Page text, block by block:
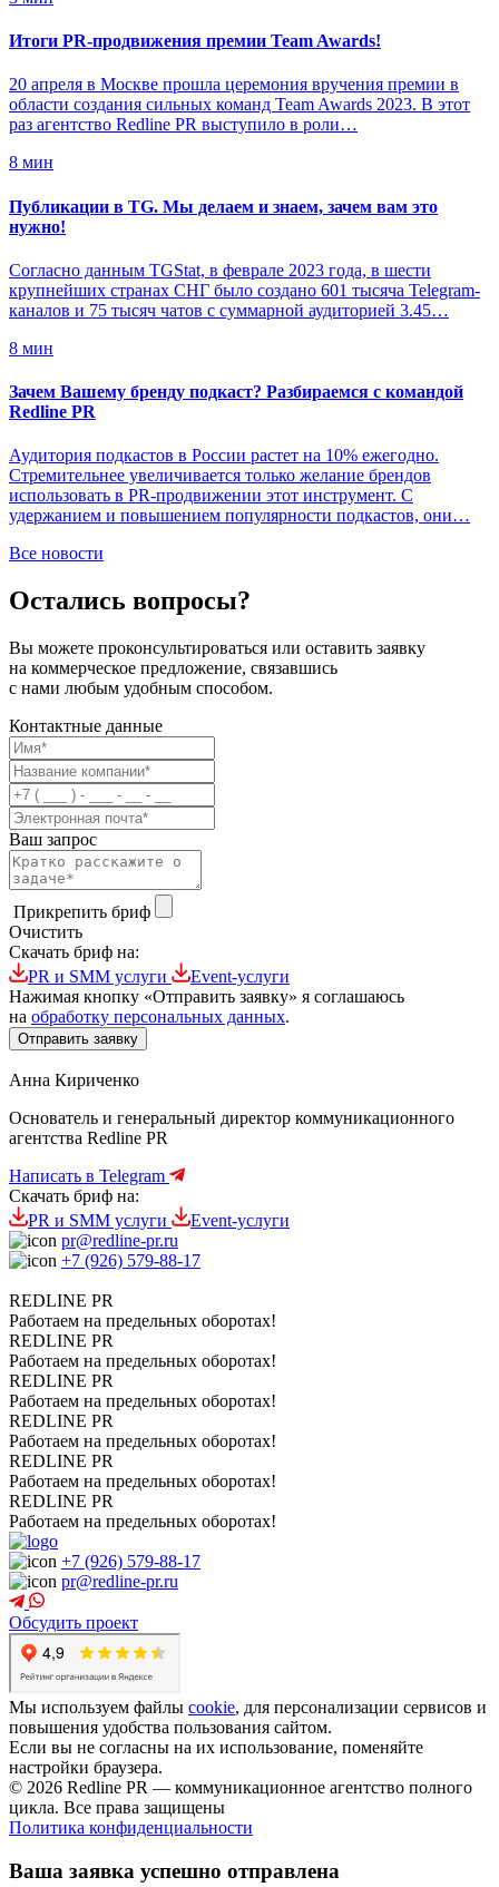
Итоги PR-продвижения премии Team Awards!
20 апреля в Москве прошла церемония вручения премии в
области создания сильных команд Team Awards 2023. В этот
раз агентство Redline PR выступило в роли…
8 мин
Публикации в TG. Мы делаем и знаем, зачем вам это
нужно!
Согласно данным TGStat, в феврале 2023 года, в шести
крупнейших странах СНГ было создано 601 тысяча Telegram-
каналов и 75 тысяч чатов с суммарной аудиторией 3.45…
8 мин
Зачем Вашему бренду подкаст? Разбираемся с командой
Redline PR
Аудитория подкастов в России растет на 10% ежегодно.
Стремительнее увеличивается только желание брендов
использовать в PR-продвижении этот инструмент. С
удержанием и повышением популярности подкастов, они…
Все новости
Остались вопросы?
Вы можете проконсультироваться или оставить заявку
на коммерческое предложение, связавшись
с нами любым удобным способом.
Контактные данные
Ваш запрос
Прикрепить бриф
Очистить
Скачать бриф на:
PR и SMM услуги
Event-услуги
Нажимая кнопку «Отправить заявку» я соглашаюсь
на обработку персональных данных.
Анна Кириченко
Основатель и генеральный директор коммуникационного
агентства Redline PR
Написать в Telegram
Скачать бриф на:
PR и SMM услуги
Event-услуги
pr@redline-pr.ru
+7 (926) 579-88-17
REDLINE PR
Работаем на предельных оборотах!
REDLINE PR
Работаем на предельных оборотах!
REDLINE PR
Работаем на предельных оборотах!
REDLINE PR
Работаем на предельных оборотах!
REDLINE PR
Работаем на предельных оборотах!
REDLINE PR
Работаем на предельных оборотах!
+7 (926) 579-88-17
pr@redline-pr.ru
Обсудить проект
Мы используем файлы cookie, для персонализации сервисов и
повышения удобства пользования сайтом.
Если вы не согласны на их использование, поменяйте
настройки браузера.
© 2026 Redline PR — коммуникационное агентство полного
цикла. Все права защищены
Политика конфиденциальности
Ваша заявка успешно отправлена